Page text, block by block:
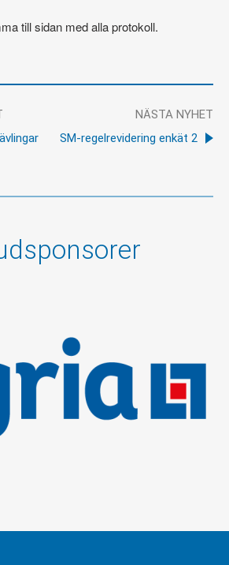
till sidan med alla protokoll.
NÄSTA NYHET
SM-regelrevidering enkät 2